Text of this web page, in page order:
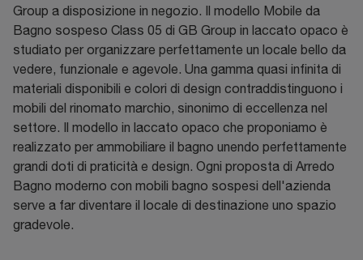
Group a disposizione in negozio. Il modello Mobile da
Bagno sospeso Class 05 di GB Group in laccato opaco è
studiato per organizzare perfettamente un locale bello da
vedere, funzionale e agevole. Una gamma quasi infinita di
materiali disponibili e colori di design contraddistinguono i
mobili del rinomato marchio, sinonimo di eccellenza nel
settore. Il modello in laccato opaco che proponiamo è
realizzato per ammobiliare il bagno unendo perfettamente
grandi doti di praticità e design. Ogni proposta di Arredo
Bagno moderno con mobili bagno sospesi dell'azienda
serve a far diventare il locale di destinazione uno spazio
gradevole.